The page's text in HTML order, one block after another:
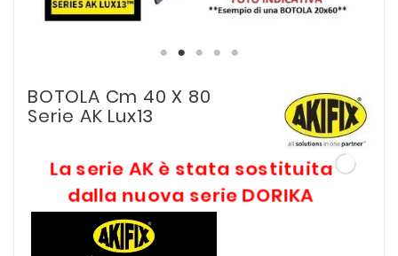
BOTOLA Cm 40 X 80
Serie AK Lux13
La serie AK è stata sostituita
dalla nuova serie DORIKA